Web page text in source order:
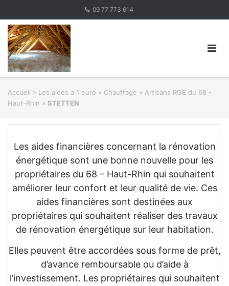
content
09 77 773 614
Accueil » Les aides a 1 euro » Chauffage » Artisans RGE du 68 -
Haut-Rhin » STETTEN
Les aides financières concernant la rénovation
énergétique sont une bonne nouvelle pour les
propriétaires du 68 – Haut-Rhin qui souhaitent
améliorer leur confort et leur qualité de vie. Ces
aides financières sont destinées aux
propriétaires qui souhaitent réaliser des travaux
de rénovation énergétique sur leur habitation.
Elles peuvent être accordées sous forme de prêt,
d’avance remboursable ou d’aide à
l’investissement. Les propriétaires qui souhaitent